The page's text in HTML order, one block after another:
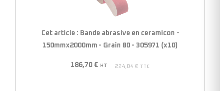
ceramicon
80
Cet article : Bande abrasive en ceramicon -
150mmx2000mm - Grain 80 - 305971 (x10)
186,70 € HT 224,04 €